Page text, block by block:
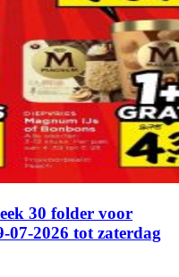
30 folder voor
07-2026 tot zaterdag